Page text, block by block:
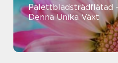
Palettbladsträdflätad -
Denna Unika Växt